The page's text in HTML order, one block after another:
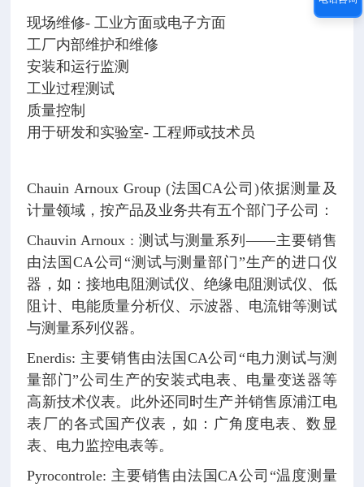
现场维修- 工业方面或电子方面
工厂内部维护和维修
安装和运行监测
工业过程测试
质量控制
用于研发和实验室- 工程师或技术员
Chauin Arnoux Group (法国CA公司)依据测量及
计量领域，按产品及业务共有五个部门子公司：
Chauvin Arnoux : 测试与测量系列——主要销售
由法国CA公司“测试与测量部门”生产的进口仪
器，如：接地电阻测试仪、绝缘电阻测试仪、低
阻计、电能质量分析仪、示波器、电流钳等测试
与测量系列仪器。
Enerdis: 主要销售由法国CA公司“电力测试与测
量部门”公司生产的安装式电表、电量变送器等
高新技术仪表。此外还同时生产并销售原浦江电
表厂的各式国产仪表，如：广角度电表、数显
表、电力监控电表等。
Pyrocontrole: 主要销售由法国CA公司“温度测量